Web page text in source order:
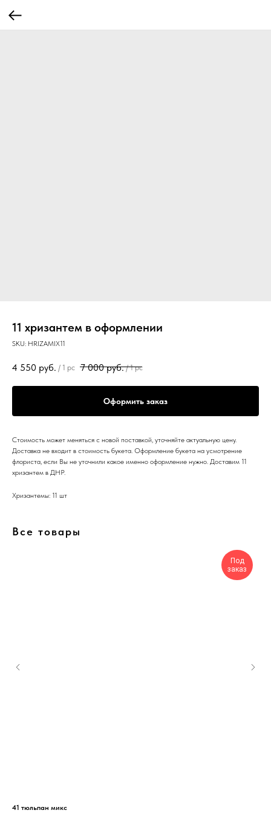
11 хризантем в оформлении
SKU: HRIZAMIX11
4 550 руб. / 1 pc 7 000 руб. / 1 pc
Оформить заказ
Стоимость может меняться с новой поставкой, уточняйте актуальную цену.
Доставка не входит в стоимость букета. Оформление букета на усмотрение
флориста, если Вы не уточнили какое именно оформление нужно. Доставим 11
хризантем в ДНР.
Хризантемы: 11 шт
Все товары
Под
заказ
41 тюльпан микс